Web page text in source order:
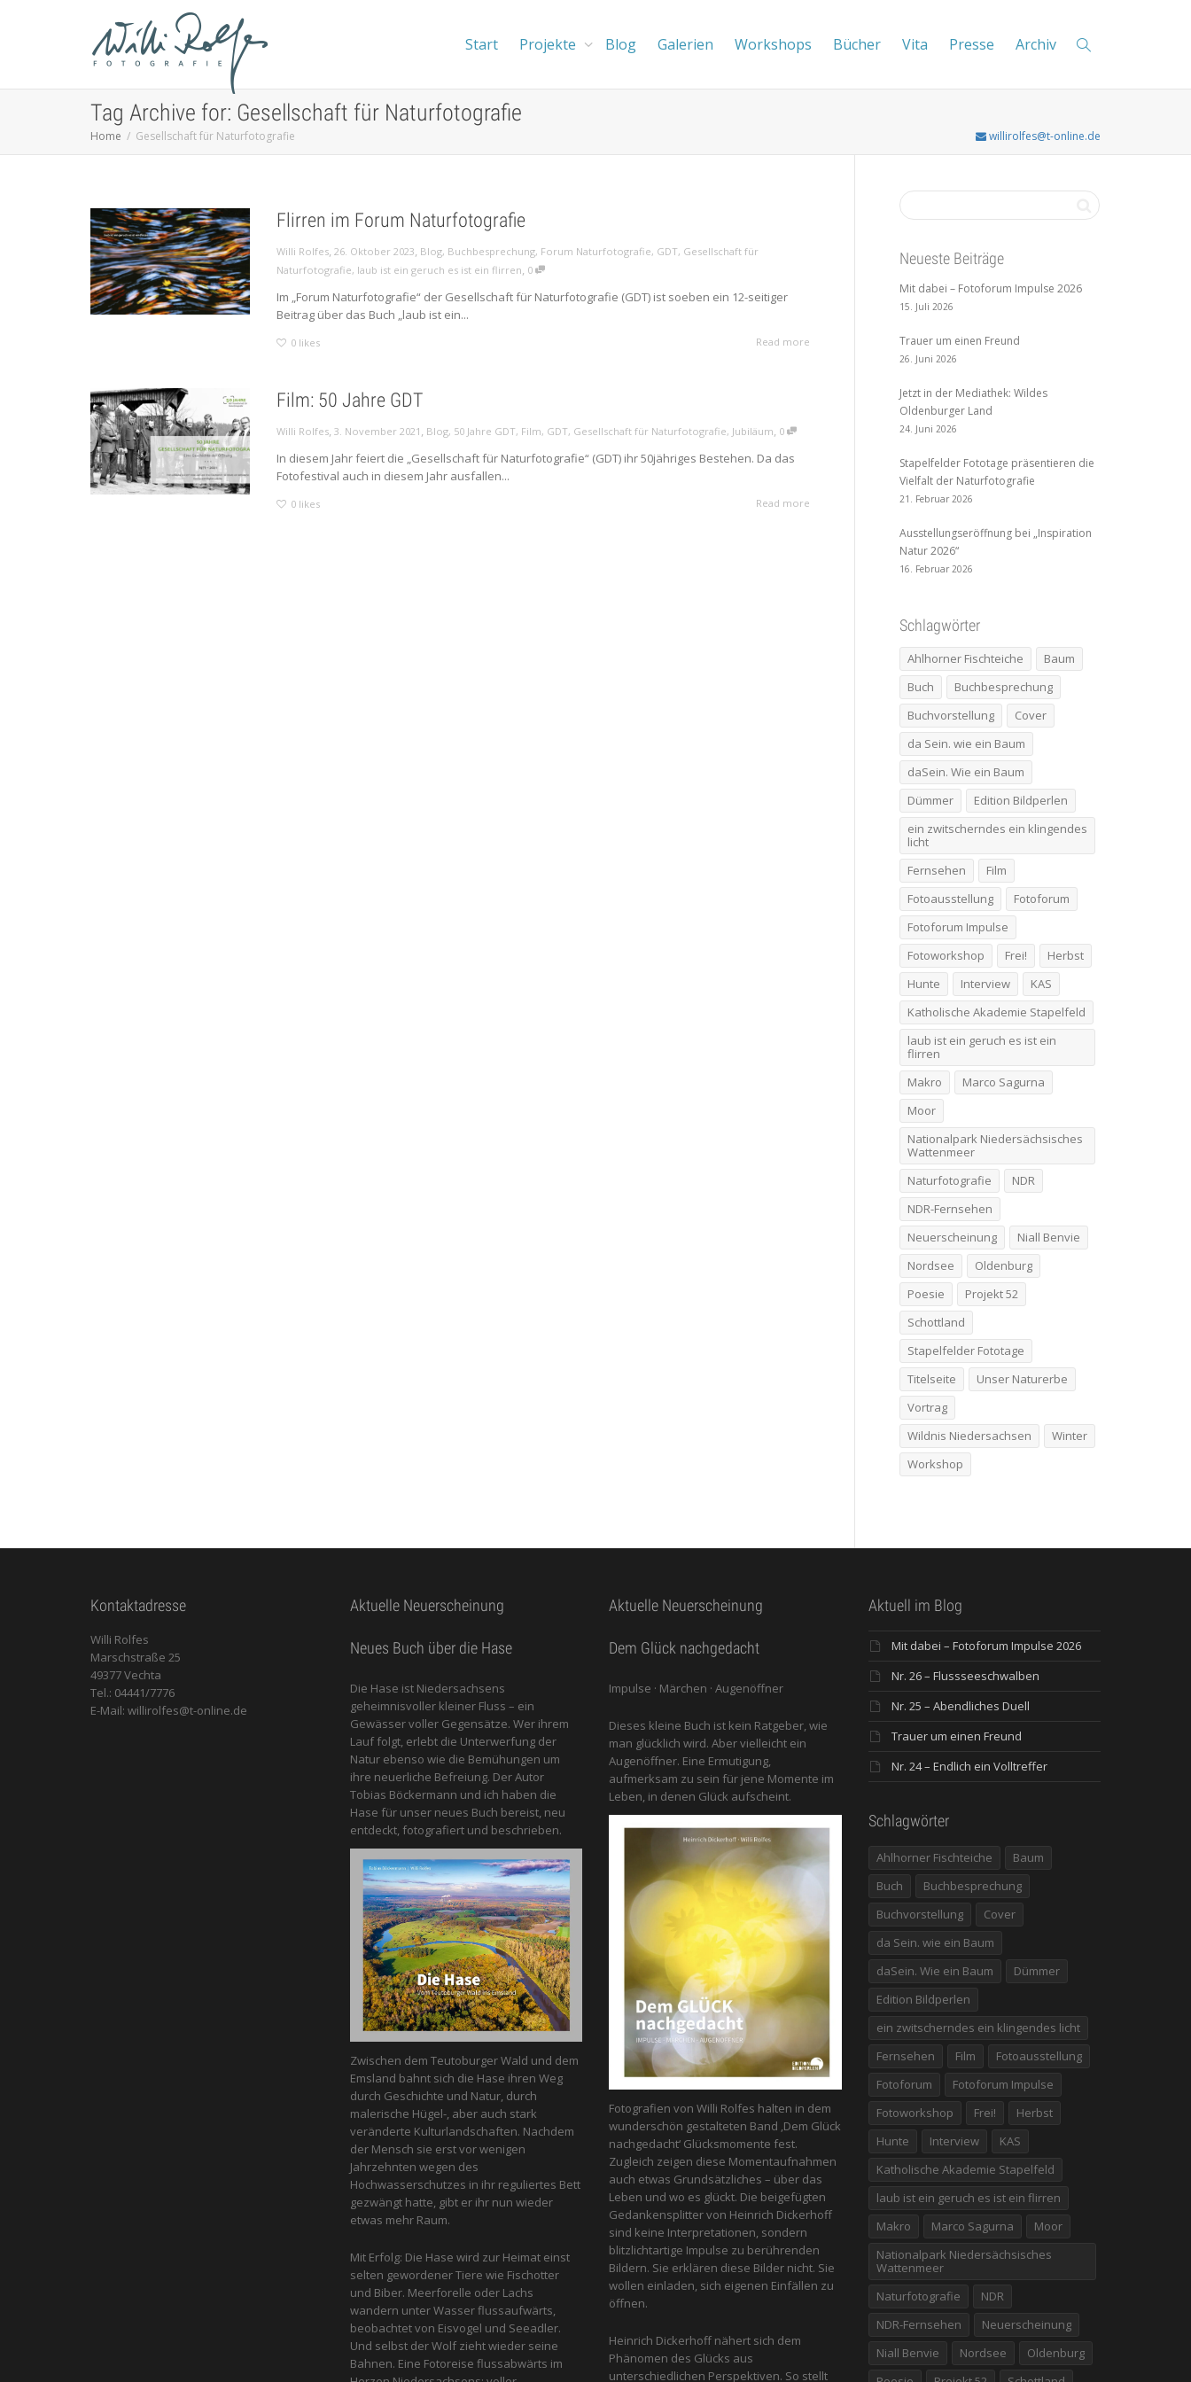
Start Projekte Blog Galerien Workshops Bücher Vita Presse Archiv
Tag Archive for: Gesellschaft für Naturfotografie
Home Gesellschaft für Naturfotografie willirolfes@t-online.de
Flirren im Forum Naturfotografie
Willi Rolfes,26. Oktober 2023, Blog, Buchbesprechung, Forum Naturfotografie, GDT, Gesellschaft für
Naturfotografie, laub ist ein geruch es ist ein flirren, 0
Im „Forum Naturfotografie“ der Gesellschaft für Naturfotografie (GDT) ist soeben ein 12-seitiger
Beitrag über das Buch „laub ist ein...
0 likes Read more
Film: 50 Jahre GDT
Willi Rolfes,3. November 2021 , Blog, 50 Jahre GDT, Film, GDT, Gesellschaft für Naturfotografie, Jubiläum, 0
In diesem Jahr feiert die „Gesellschaft für Naturfotografie“ (GDT) ihr 50jähriges Bestehen. Da das
Fotofestival auch in diesem Jahr ausfallen...
0 likes Read more
Neueste Beiträge
Mit dabei – Fotoforum Impulse 2026
15. Juli 2026
Trauer um einen Freund
26. Juni 2026
Jetzt in der Mediathek: Wildes
Oldenburger Land
24. Juni 2026
Stapelfelder Fototage präsentieren die
Vielfalt der Naturfotografie
21. Februar 2026
Ausstellungseröffnung bei „Inspiration
Natur 2026“
16. Februar 2026
Schlagwörter
Ahlhorner Fischteiche
Baum
Buch
Buchbesprechung
Buchvorstellung
Cover
da Sein. wie ein Baum
daSein. Wie ein Baum
Dümmer
Edition Bildperlen
ein zwitscherndes ein klingendes
licht
Fernsehen
Film
Fotoausstellung
Fotoforum
Fotoforum Impulse
Fotoworkshop
Frei!
Herbst
Hunte
Interview
KAS
Katholische Akademie Stapelfeld
laub ist ein geruch es ist ein
flirren
Makro
Marco Sagurna
Moor
Nationalpark Niedersächsisches
Wattenmeer
Naturfotografie
NDR
NDR-Fernsehen
Neuerscheinung
Niall Benvie
Nordsee
Oldenburg
Poesie
Projekt 52
Schottland
Stapelfelder Fototage
Titelseite
Unser Naturerbe
Vortrag
Wildnis Niedersachsen
Winter
Workshop
Kontaktadresse
Willi Rolfes
Marschstraße 25
49377 Vechta
Tel.: 04441/7776
E-Mail: willirolfes@t-online.de
Aktuelle Neuerscheinung
Neues Buch über die Hase
Die Hase ist Niedersachsens
geheimnisvoller kleiner Fluss – ein
Gewässer voller Gegensätze. Wer ihrem
Lauf folgt, erlebt die Unterwerfung der
Natur ebenso wie die Bemühungen um
ihre neuerliche Befreiung. Der Autor
Tobias Böckermann und ich haben die
Hase für unser neues Buch bereist, neu
entdeckt, fotografiert und beschrieben.
Zwischen dem Teutoburger Wald und dem
Emsland bahnt sich die Hase ihren Weg
durch Geschichte und Natur, durch
malerische Hügel-, aber auch stark
veränderte Kulturlandschaften. Nachdem
der Mensch sie erst vor wenigen
Jahrzehnten wegen des
Hochwasserschutzes in ihr reguliertes Bett
gezwängt hatte, gibt er ihr nun wieder
etwas mehr Raum.
Mit Erfolg: Die Hase wird zur Heimat einst
selten gewordener Tiere wie Fischotter
und Biber. Meerforelle oder Lachs
wandern unter Wasser flussaufwärts,
beobachtet von Eis­vogel und See­adler.
Und selbst der Wolf zieht wieder seine
Bahnen. Eine Fotoreise flussabwärts im
Aktuelle Neuerscheinung
Dem Glück nachgedacht
Impulse · Märchen · Augenöffner
Dieses kleine Buch ist kein Ratgeber, wie
man glücklich wird. Aber vielleicht ein
Augenöffner. Eine Ermutigung,
aufmerksam zu sein für jene Momente im
Leben, in denen Glück aufscheint.
Fotografien von Willi Rolfes halten in dem
wunderschön gestalteten Band ‚Dem Glück
nachgedacht‘ Glücksmomente fest.
Zugleich zeigen diese Momentaufnahmen
auch etwas Grundsätzliches – über das
Leben und wo es glückt. Die beigefügten
Gedankensplitter von Heinrich Dickerhoff
sind keine Interpretationen, sondern
blitzlichtartige Impulse zu berührenden
Bildern. Sie erklären diese Bilder nicht. Sie
wollen einladen, sich eigenen Einfällen zu
öffnen.
Heinrich Dickerhoff nähert sich dem
Phänomen des Glücks aus
unterschiedlichen Perspektiven. So stellt
Aktuell im Blog
Mit dabei – Fotoforum Impulse 2026
Nr. 26 – Flussseeschwalben
Nr. 25 – Abendliches Duell
Trauer um einen Freund
Nr. 24 – Endlich ein Volltreffer
Schlagwörter
Ahlhorner Fischteiche
Baum
Buch
Buchbesprechung
Buchvorstellung
Cover
da Sein. wie ein Baum
daSein. Wie ein Baum
Dümmer
Edition Bildperlen
ein zwitscherndes ein klingendes licht
Fernsehen
Film
Fotoausstellung
Fotoforum
Fotoforum Impulse
Fotoworkshop
Frei!
Herbst
Hunte
Interview
KAS
Katholische Akademie Stapelfeld
laub ist ein geruch es ist ein flirren
Makro
Marco Sagurna
Moor
Nationalpark Niedersächsisches
Wattenmeer
Naturfotografie
NDR
NDR-Fernsehen
Neuerscheinung
Niall Benvie
Nordsee
Oldenburg